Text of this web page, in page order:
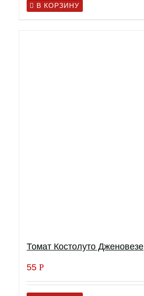
В КОРЗИНУ
Томат Костолуто Дженовезе
55 Р